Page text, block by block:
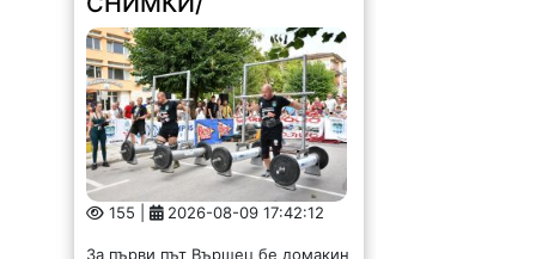
155 | 2026-08-09 17:42:12
За първи път Вършец бе домакин
на кръг от Откритото държавно
първенство по силов многобой
„Strong Man“. В надпреварата се
включиха седем състезатели,
които премериха сили в шест
тежки дисциплини.
Състезанието бе...